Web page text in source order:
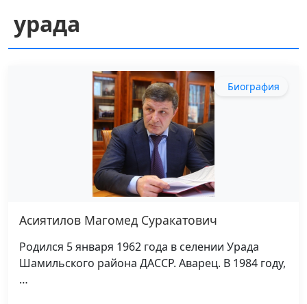
урада
Биография
Асиятилов Магомед Суракатович
Родился 5 января 1962 года в селении Урада
Шамильского района ДАССР. Аварец. В 1984 году,
…